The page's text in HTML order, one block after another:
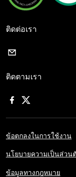
ติดต่อเรา
ติดตามเรา
ข้อตกลงในการใช้งาน
นโยบายความเป็นส่วน
ข้อมูลทางกฎหมาย